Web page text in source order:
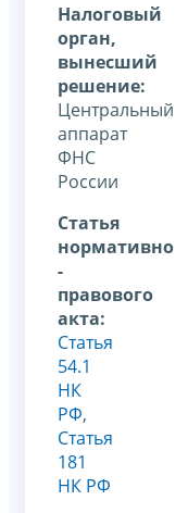
Налоговый
орган,
вынесший
решение:
Центральный
аппарат
ФНС
России
Статья
нормативно
-
правового
акта:
Статья
54.1
НК
РФ,
Статья
181
НК РФ